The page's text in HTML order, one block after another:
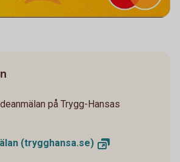
på Trygg-Hansas
(trygghansa.se)